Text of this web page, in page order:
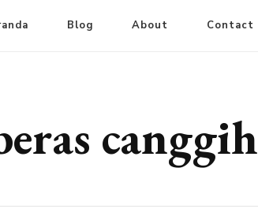
Blog About Contact
canggih